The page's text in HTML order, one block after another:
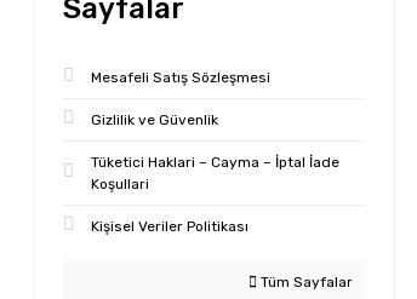
Sayfalar
Mesafeli Satış Sözleşmesi
Gizlilik ve Güvenlik
Tüketici Haklari – Cayma – İptal İade
Koşullari
Kişisel Veriler Politikası
Tüm Sayfalar